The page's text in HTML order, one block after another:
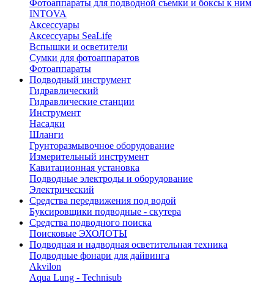
Фотоаппараты для подводной съемки и боксы к ним
INTOVA
Аксессуары
Аксессуары SeaLife
Вспышки и осветители
Сумки для фотоаппаратов
Фотоаппараты
Подводный инструмент
Гидравлический
Гидравлические станции
Инструмент
Насадки
Шланги
Грунторазмывочное оборудование
Измерительный инструмент
Кавитационная установка
Подводные электроды и оборудование
Электрический
Средства передвижения под водой
Буксировщики подводные - скутера
Средства подводного поиска
Поисковые ЭХОЛОТЫ
Подводная и надводная осветительная техника
Подводные фонари для дайвинга
Akvilon
Aqua Lung - Technisub